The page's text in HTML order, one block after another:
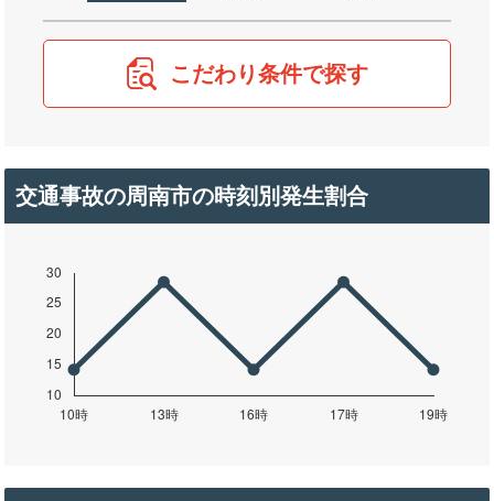
こだわり条件で探す
交通事故の周南市の時刻別発生割合